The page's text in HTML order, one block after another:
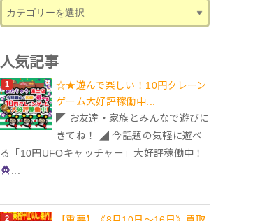
人気記事
☆★遊んで楽しい！10円クレーン
ゲーム大好評稼働中...
◤ お友達・家族とみんなで遊びに
きてね！ ◢ 今話題の気軽に遊べ
る「10円UFOキャッチャー」大好評稼働中！